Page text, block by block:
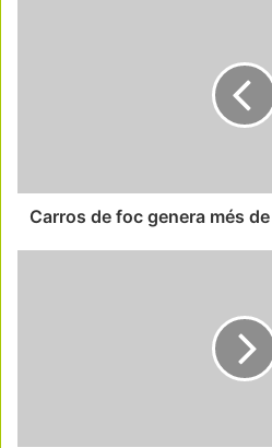
Carros de foc genera més